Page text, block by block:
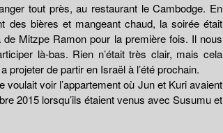
tout près, au restaurant le Cambodge. En
des bières et mangeant chaud, la soirée était
Mitzpe Ramon pour la première fois. Il nous
là-bas. Rien n’était très clair, mais cela
de partir en Israël à l’été prochain.
voir l’appartement où Jun et Kuri avaient
2015 lorsqu’ils étaient venus avec Susumu et